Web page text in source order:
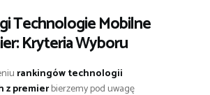
Technologie Mobilne
: Kryteria Wyboru
rankingów technologii
z premierbierzemy pod uwagę